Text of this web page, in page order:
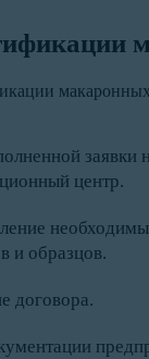
заявки
центр.
и образцов.
договора.